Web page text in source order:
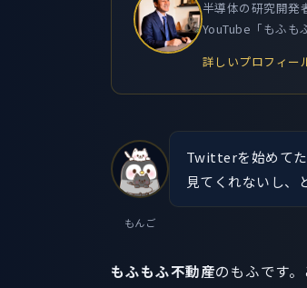
半導体の研究開発
YouTube「もふも
詳しいプロフィー
もんご
Twitterを始めてた
見てくれないし、
もふもふ不動産のもふです